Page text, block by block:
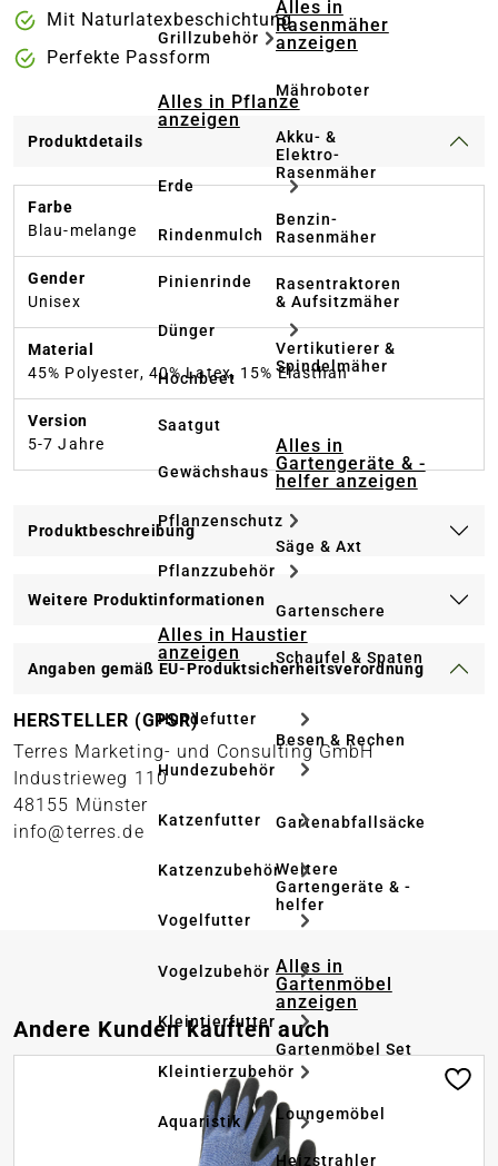
Grillzubehör
Alles in Pflanze
anzeigen
Erde
Rindenmulch
Pinienrinde
Dünger
Hochbeet
Saatgut
Gewächshaus
Pflanzenschutz
Pflanzzubehör
Alles in Haustier
anzeigen
Hundefutter
Hundezubehör
Katzenfutter
Katzenzubehör
Vogelfutter
Vogelzubehör
Kleintierfutter
Kleintierzubehör
Aquaristik
Alles in
Rasenmäher
anzeigen
Mähroboter
Akku- &
Elektro-
Rasenmäher
Benzin-
Rasenmäher
Rasentraktoren
& Aufsitzmäher
Vertikutierer &
Spindelmäher
Alles in
Gartengeräte & -
helfer anzeigen
Säge & Axt
Gartenschere
Schaufel & Spaten
Besen & Rechen
Gartenabfallsäcke
Weitere
Gartengeräte & -
helfer
Alles in
Gartenmöbel
anzeigen
Gartenmöbel Set
Loungemöbel
Heizstrahler
Mit Naturlatexbeschichtung
Perfekte Passform
Produktdetails
Farbe
Blau-melange
Gender
Unisex
Material
45% Polyester, 40% Latex, 15% Elasthan
Version
5-7 Jahre
Produktbeschreibung
Weitere Produktinformationen
Angaben gemäß EU-Produktsicherheitsverordnung
HERSTELLER (GPSR)
Terres Marketing- und Consulting GmbH
Industrieweg 110
48155 Münster
info@terres.de
Produktgalerie überspringen
Andere Kunden kauften auch